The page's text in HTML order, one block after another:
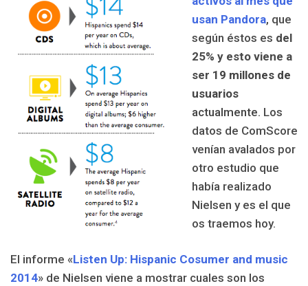
usan Pandora, que
según éstos es del
25% y esto viene a
ser 19 millones de
usuarios
actualmente. Los
datos de ComScore
venían avalados por
otro estudio que
había realizado
Nielsen y es el que
os traemos hoy.
El informe «Listen Up: Hispanic Cosumer and music
2014» de Nielsen viene a mostrar cuales son los